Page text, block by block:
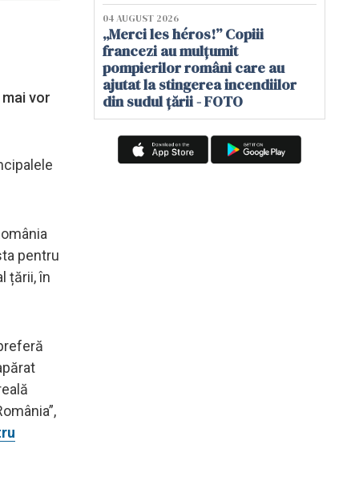
vor
pentru
țării, în
04 AUGUST 2026
„Merci les héros!” Copiii
francezi au mulțumit
pompierilor români care au
ajutat la stingerea incendiilor
din sudul țării - FOTO